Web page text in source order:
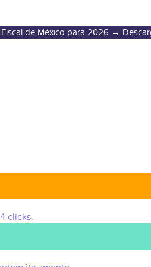
de México para 2026 →
clicks.